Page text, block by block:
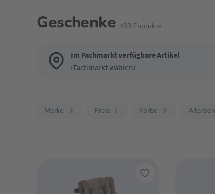
Geschenke 483 Produkte
Im Fachmarkt verfügbare Artikel
(Fachmarkt wählen)
Verwende die Filter, um die Produktliste nach deinen
Marke Preis Farbe